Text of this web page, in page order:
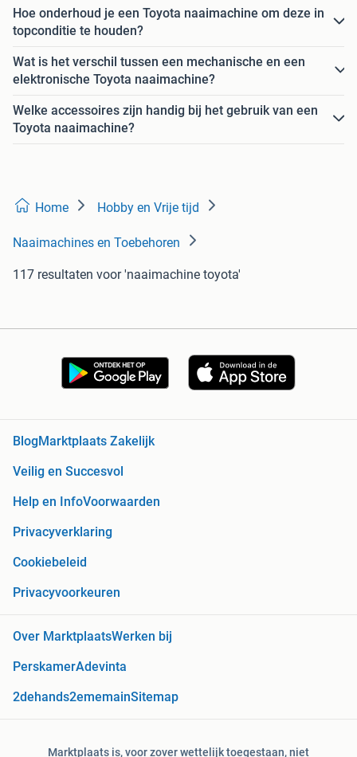
Hoe onderhoud je een Toyota naaimachine om deze in
topconditie te houden?
Wat is het verschil tussen een mechanische en een
elektronische Toyota naaimachine?
Welke accessoires zijn handig bij het gebruik van een
Toyota naaimachine?
Home Hobby en Vrije tijd
Naaimachines en Toebehoren
117 resultaten voor 'naaimachine toyota'
BlogMarktplaats Zakelijk
Veilig en Succesvol
Help en InfoVoorwaarden
Privacyverklaring
Cookiebeleid
Privacyvoorkeuren
Over MarktplaatsWerken bij
PerskamerAdevinta
2dehands2ememainSitemap
Marktplaats is, voor zover wettelijk toegestaan, niet